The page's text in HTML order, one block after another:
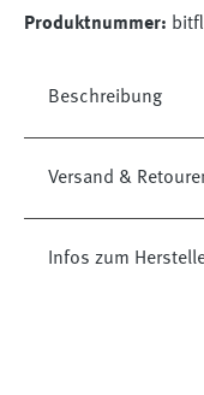
Produktnummer:
Beschreibung
Versand &
Infos zum